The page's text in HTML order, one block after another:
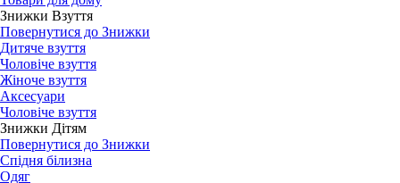
Знижки Взуття
Повернутися до Знижки
Дитяче взуття
Чоловіче взуття
Жіноче взуття
Аксесуари
Чоловіче взуття
Знижки Дітям
Повернутися до Знижки
Спідня білизна
Одяг